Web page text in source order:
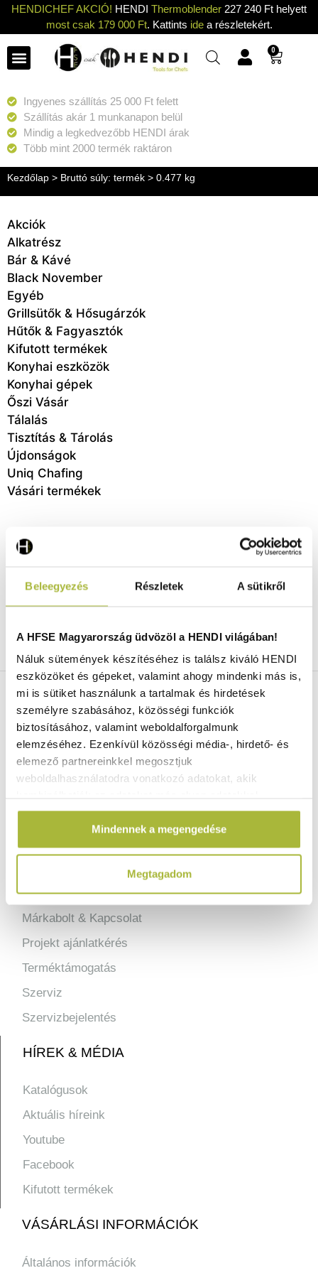
Beleegyezés Részletek A sütikről
A HFSE Magyarország üdvözöl a HENDI világában!
Náluk sütemények készítéséhez is találsz kiváló HENDI
eszközöket és gépeket, valamint ahogy mindenki más is,
mi is sütiket használunk a tartalmak és hirdetések
személyre szabásához, közösségi funkciók
biztosításához, valamint weboldalforgalmunk
elemzéséhez. Ezenkívül közösségi média-, hirdető- és
elemező partnereinkkel megosztjuk
weboldalhasználatodra vonatkozó adatokat, akik
amelyeket Te adtál meg számukra vagy az általad
használt más szolgáltatásokból gyűjtöttek.
Mindennek a megengedése
Megtagadom
HENDICHEF AKCIÓ! HENDI Thermoblender 227 240 Ft helyett
most csak 179 000 Ft. Kattints idea részletekért.
0
Ingyenes szállítás 25 000 Ft felett
Szállítás akár 1 munkanapon belül
Mindig a legkedvezőbb HENDI árak
Több mint 2000 termék raktáron
Kezdőlap > Bruttó súly: termék > 0.477 kg
Akciók
Alkatrész
Bár & Kávé
Black November
Egyéb
Grillsütők & Hősugárzók
Hűtők & Fagyasztók
Kifutott termékek
Konyhai eszközök
Konyhai gépek
Őszi Vásár
Tálalás
Tisztítás & Tárolás
Újdonságok
Uniq Chafing
Vásári termékek
Nincs keresési találat.
Ingyenes szállítás 25 000 Ft felett
Mindig a legkedvezőbb HENDI árak
Több mint 2000 termék raktáron
ELÉRHETŐSÉGEINK
06 (1) 770 1100
info@hfse.hu
KAPCSOLAT & TÁMOGATÁS
Márkabolt & Kapcsolat
Projekt ajánlatkérés
Terméktámogatás
Szerviz
Szervizbejelentés
HÍREK & MÉDIA
Katalógusok
Aktuális híreink
Youtube
Facebook
Kifutott termékek
VÁSÁRLÁSI INFORMÁCIÓK
Általános információk